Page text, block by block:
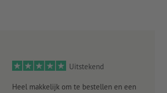
Uitstekend
Heel makkelijk om te bestellen en een